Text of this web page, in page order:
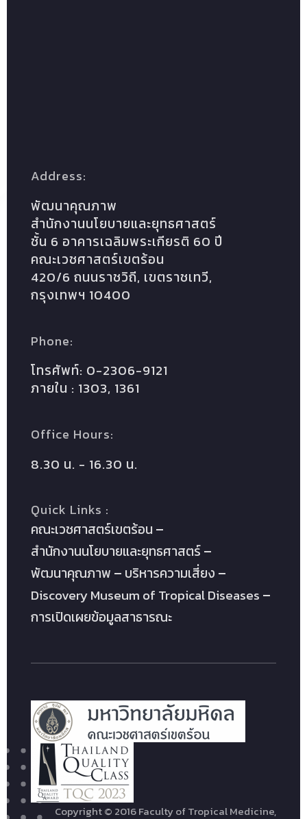
Address:
พัฒนาคุณภาพ
สำนักงานนโยบายและยุทธศาสตร์
ชั้น 6 อาคารเฉลิมพระเกียรติ 60 ปี
คณะเวชศาสตร์เขตร้อน
420/6 ถนนราชวิถี, เขตราชเทวี,
กรุงเทพฯ 10400
Phone:
โทรศัพท์: 0-2306-9121
ภายใน : 1303, 1361
Office Hours:
8.30 น. - 16.30 น.
Quick Links :
คณะเวชศาสตร์เขตร้อน
สำนักงานนโยบายและยุทธศาสตร์
พัฒนาคุณภาพ
บริหารความเสี่ยง
Discovery Museum of Tropical Diseases
การเปิดเผยข้อมูลสาธารณะ
Copyright © 2016 Faculty of Tropical Medicine,